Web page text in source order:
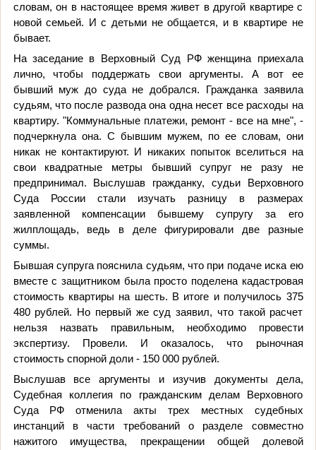
словам, он в настоящее время живет в другой квартире с
новой семьей. И с детьми не общается, и в квартире не
бывает.
На заседание в Верховный Суд РФ женщина приехала
лично, чтобы поддержать свои аргументы. А вот ее
бывший муж до суда не добрался. Гражданка заявила
судьям, что после развода она одна несет все расходы на
квартиру. "Коммунальные платежи, ремонт - все на мне", -
подчеркнула она. С бывшим мужем, по ее словам, они
никак не контактируют. И никаких попыток вселиться на
свои квадратные метры бывший супруг не разу не
предпринимал. Выслушав гражданку, судьи Верховного
Суда России стали изучать разницу в размерах
заявленной компенсации бывшему супругу за его
жилплощадь, ведь в деле фигурировали две разные
суммы.
Бывшая супруга пояснила судьям, что при подаче иска ею
вместе с защитником была просто поделена кадастровая
стоимость квартиры на шесть. В итоге и получилось 375
480 рублей. Но первый же суд заявил, что такой расчет
нельзя назвать правильным, необходимо провести
экспертизу. Провели. И оказалось, что рыночная
стоимость спорной доли - 150 000 рублей.
Выслушав все аргументы и изучив документы дела,
Судебная коллегия по гражданским делам Верховного
Суда РФ отменила акты трех местных судебных
инстанций в части требований о разделе совместно
нажитого имущества, прекращении общей долевой